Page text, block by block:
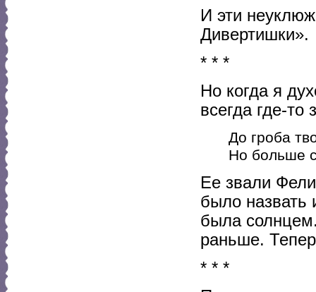
И эти
Дивертишки».
* * *
Но когда я
всегда где-то
До гроба
Но больше
Ее звали
было назвать
была
раньше.
* * *